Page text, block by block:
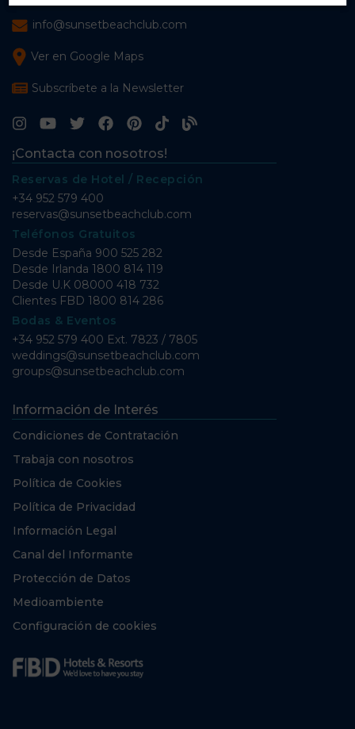
info@sunsetbeachclub.com
Ver en Google Maps
Subscríbete a la Newsletter
¡Contacta con nosotros!
Reservas de Hotel / Recepción
+34 952 579 400
reservas@sunsetbeachclub.com
Teléfonos Gratuitos
Desde España 900 525 282
Desde Irlanda 1800 814 119
Desde U.K 08000 418 732
Clientes FBD 1800 814 286
Bodas & Eventos
+34 952 579 400 Ext. 7823 / 7805
weddings@sunsetbeachclub.com
groups@sunsetbeachclub.com
Información de Interés
Condiciones de Contratación
Trabaja con nosotros
Política de Cookies
Política de Privacidad
Información Legal
Canal del Informante
Protección de Datos
Medioambiente
Configuración de cookies